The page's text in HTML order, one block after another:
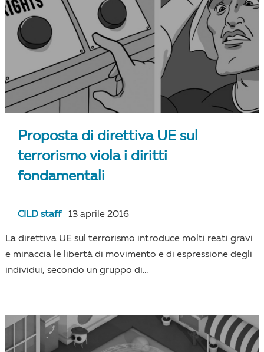
Proposta di direttiva UE sul
terrorismo viola i diritti
fondamentali
CILD staff 13 aprile 2016
La direttiva UE sul terrorismo introduce molti reati gravi
e minaccia le libertà di movimento e di espressione degli
individui, secondo un gruppo di...